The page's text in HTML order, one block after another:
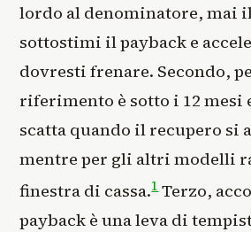
lordo al denominatore, mai
sottostimi il payback e
dovresti frenare. Secondo,
riferimento è sotto i 12 mesi
scatta quando il recupero si
mentre per gli altri modelli
finestra di cassa.1Terzo,
payback è una leva di